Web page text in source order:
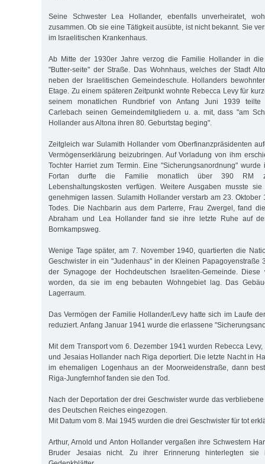
Seine Schwester Lea Hollander, ebenfalls unverheiratet,
zusammen. Ob sie eine Tätigkeit ausübte, ist nicht bekannt. Sie
im Israelitischen Krankenhaus.
Ab Mitte der 1930er Jahre verzog die Familie Hollander in
"Butter-seite" der Straße. Das Wohnhaus, welches der Stadt
neben der Israelitischen Gemeindeschule. Hollanders
Etage. Zu einem späteren Zeitpunkt wohnte Rebecca Levy für
seinem monatlichen Rundbrief von Anfang Juni 1939 teilte
Carlebach seinen Gemeindemitgliedern u. a. mit, dass "am
Hollander aus Altona ihren 80. Geburtstag beging".
Zeitgleich war Sulamith Hollander vom Oberfinanzpräsidenten
Vermögenserklärung beizubringen. Auf Vorladung von ihm
Tochter Harriet zum Termin. Eine "Sicherungsanordnung"
Fortan durfte die Familie monatlich über 390 RM
Lebenshaltungskosten verfügen. Weitere Ausgaben musste
genehmigen lassen. Sulamith Hollander verstarb am 23. Oktober
Todes. Die Nachbarin aus dem Parterre, Frau Zwergel, fand
Abraham und Lea Hollander fand sie ihre letzte Ruhe auf
Bornkampsweg.
Wenige Tage später, am 7. November 1940, quartierten die
Geschwister in ein "Judenhaus" in der Kleinen Papagoyenstraße
der Synagoge der Hochdeutschen Israeliten-Gemeinde.
worden, da sie im eng bebauten Wohngebiet lag. Das
Lagerraum.
Das Vermögen der Familie Hollander/Levy hatte sich im Laufe
reduziert. Anfang Januar 1941 wurde die erlassene
Mit dem Transport vom 6. Dezember 1941 wurden Rebecca
und Jesaias Hollander nach Riga deportiert. Die letzte Nacht in
im ehemaligen Logenhaus an der Moorweidenstraße, dann
Riga-Jungfernhof fanden sie den Tod.
Nach der Deportation der drei Geschwister wurde das
des Deutschen Reiches eingezogen.
Mit Datum vom 8. Mai 1945 wurden die drei Geschwister für tot
Arthur, Arnold und Anton Hollander vergaßen ihre Schwestern
Bruder Jesaias nicht. Zu ihrer Erinnerung hinterlegten